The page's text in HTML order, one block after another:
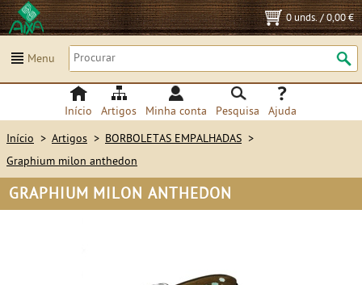
0 unds./0,00 €
Menu
Início Artigos Minha conta Pesquisa Ajuda
Início > Artigos > BORBOLETAS EMPALHADAS >
Graphium milon anthedon
GRAPHIUM MILON ANTHEDON